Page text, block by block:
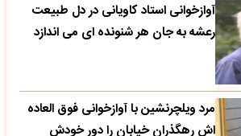
آوازخوانی استاد کاویانی در دل طبیعت
رعشه به جان هر شنونده ای می اندازد
مرد ویلچرنشین با آوازخوانی فوق العاده
اش رهگذران خیابان را دور خودش